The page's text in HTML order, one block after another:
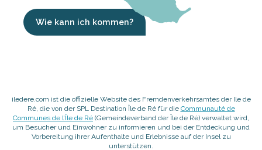
Wie kann ich kommen?
iledere.com ist die offizielle Website des Fremdenverkehrsamtes der Ile de
Ré, die von der SPL Destination Île de Ré für die Communauté de
Communes de l’Île de Ré (Gemeindeverband der Île de Ré) verwaltet wird,
um Besucher und Einwohner zu informieren und bei der Entdeckung und
Vorbereitung ihrer Aufenthalte und Erlebnisse auf der Insel zu
unterstützen.